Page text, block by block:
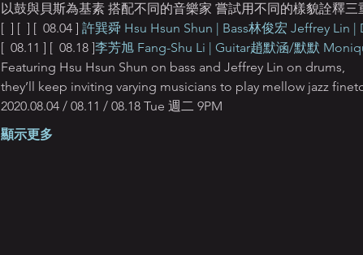
以鼓與貝斯為基素 搭配不同的音樂家 嘗試用不同的樣貌詮釋
[ ] [ ] [ 08.04 ] 許巽舜 Hsu Hsun Shun | Bass林俊宏 Jeffrey Lin |
[ 08.11 ] [ 08.18 ]李芳旭 Fang-Shu Li | Guitar趙默涵/默默
Featuring Hsu Hsun Shun on bass and Jeffrey Lin on drums,
they’ll keep inviting varying musicians to play mellow jazz
2020.08.04 / 08.11 / 08.18 Tue 週二 9PM
顯示更多